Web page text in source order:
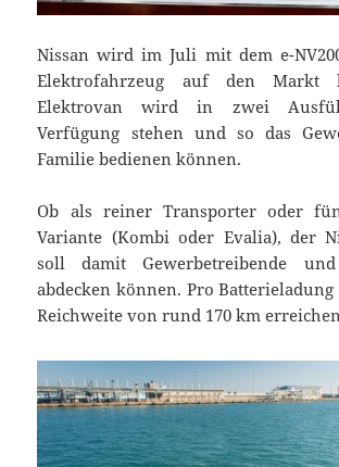
Nissan wird im Juli mit dem e-
Elektrofahrzeug auf den Markt
Elektrovan wird in zwei
Verfügung stehen und so das
Familie bedienen können.
Ob als reiner Transporter oder
Variante (Kombi oder Evalia), der
soll damit Gewerbetreibende
abdecken können. Pro
Reichweite von rund 170 km